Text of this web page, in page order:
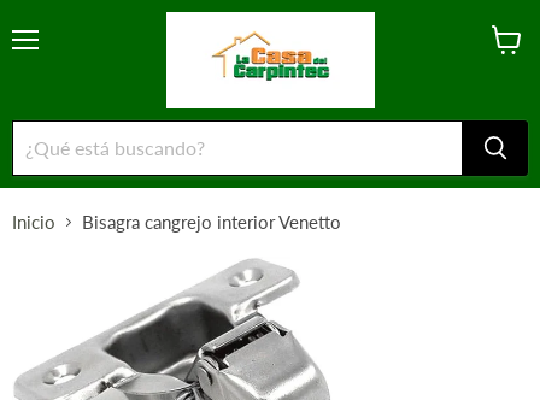
Inicio Bisagra cangrejo interior Venetto